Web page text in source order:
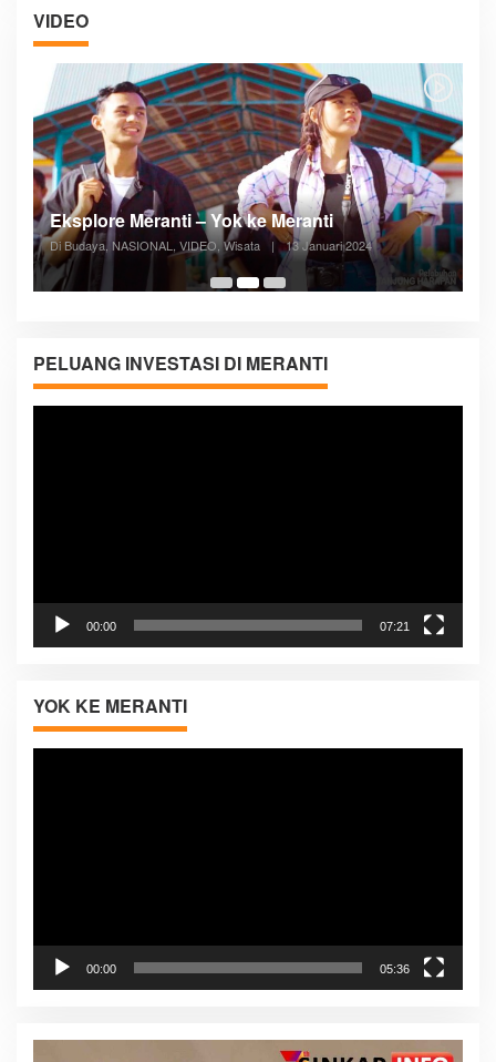
VIDEO
05:08
Posyandu Melayani Semua Siklus Hidup
Di ADVERTORIAL, Kesehatan, VIDEO 27 Desember 2023
PELUANG INVESTASI DI MERANTI
Pemutar
00:00 07:21
YOK KE MERANTI
00:00 05:36